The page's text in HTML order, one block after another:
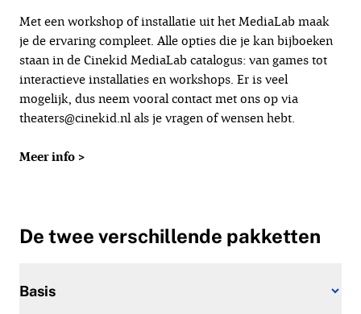
Met een workshop of installatie uit het MediaLab maak
je de ervaring compleet. Alle opties die je kan bijboeken
staan in de Cinekid MediaLab catalogus: van games tot
interactieve installaties en workshops. Er is veel
mogelijk, dus neem vooral contact met ons op via
theaters@cinekid.nlals je vragen of wensen hebt.
Meer info >
De twee verschillende pakketten
Basis